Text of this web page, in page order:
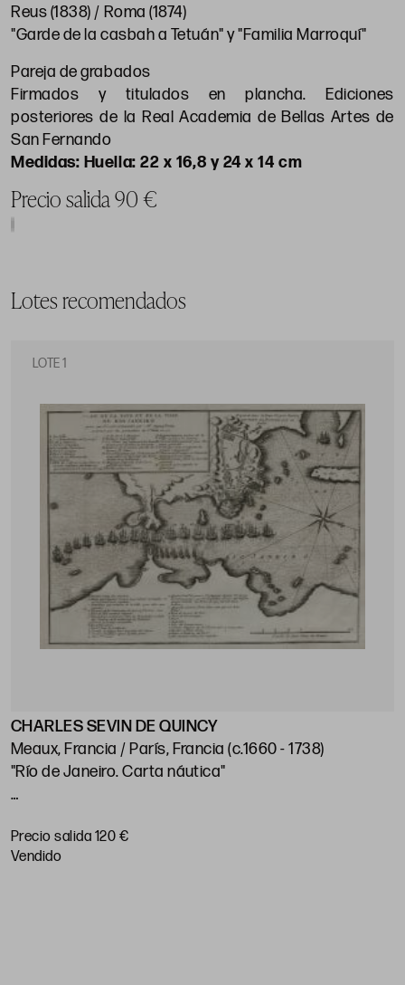
Reus (1838) / Roma (1874)
"Garde de la casbah a Tetuán" y "Familia Marroquí"
Pareja de grabados
Firmados y titulados en plancha. Ediciones
posteriores de la Real Academia de Bellas Artes de
San Fernando
Huella: 22 x 16,8 y 24 x 14 cm
Precio salida 90 €
Lotes recomendados
LOTE 1
CHARLES SEVIN DE QUINCY
Meaux, Francia / París, Francia (c.1660 - 1738)
"Río de Janeiro. Carta náutica"
Precio salida 120 €
vendido